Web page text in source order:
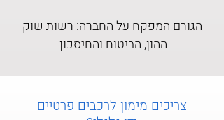
הגורם המפקח על החברה: רשות שוק
ההון, הביטוח והחיסכון.
צריכים מימון לרכבים פרטיים